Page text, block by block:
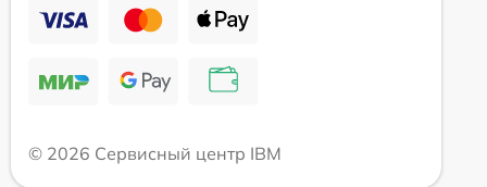
© 2026 Сервисный центр IBM